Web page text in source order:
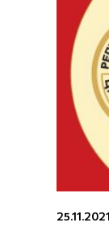
25.11.2021